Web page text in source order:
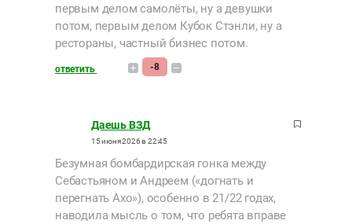
первым делом самолёты, ну а девушки
потом, первым делом Кубок Стэнли, ну а
рестораны, частный бизнес потом.
ответить -8
Даешь ВЗД
15 июня 2026 в 22:45
Безумная бомбардирская гонка между
Себастьяном и Андреем («догнать и
перегнать Ахо»), особенно в 21/22 годах,
наводила мысль о том, что ребята вправе